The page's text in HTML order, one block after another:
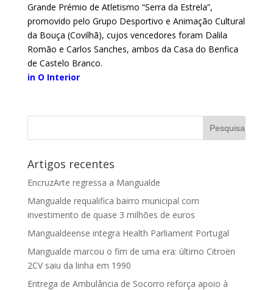
Grande Prémio de Atletismo “Serra da Estrela”,
promovido pelo Grupo Desportivo e Animação Cultural
da Bouça (Covilhã), cujos vencedores foram Dalila
Romão e Carlos Sanches, ambos da Casa do Benfica
de Castelo Branco.
in O Interior
Artigos recentes
EncruzArte regressa a Mangualde
Mangualde requalifica bairro municipal com
investimento de quase 3 milhões de euros
Mangualdeense integra Health Parliament Portugal
Mangualde marcou o fim de uma era: último Citroën
2CV saiu da linha em 1990
Entrega de Ambulância de Socorro reforça apoio à